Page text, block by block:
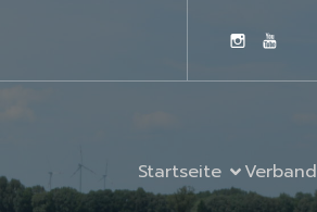
Startseite Verband